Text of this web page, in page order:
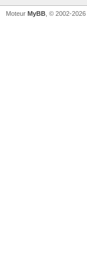
Moteur MyBB , © 2002-2026